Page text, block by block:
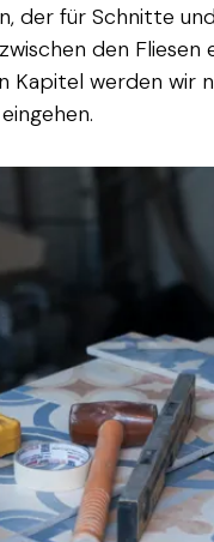
der für Schnitte und
den Fliesen
Kapitel werden wir